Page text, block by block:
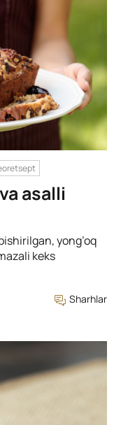
asalli
yong’oq
keks
Sharhlar